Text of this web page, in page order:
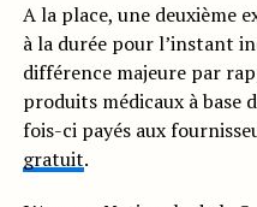
A la place, une deuxième
à la durée pour l’instant
différence majeure par
produits médicaux à base
fois-ci payés aux
gratuit.